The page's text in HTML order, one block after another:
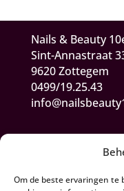
Om de beste ervaringen te
Nails & Beauty
Sint-Annastraat
9620 Zottegem
0499/19.25.43